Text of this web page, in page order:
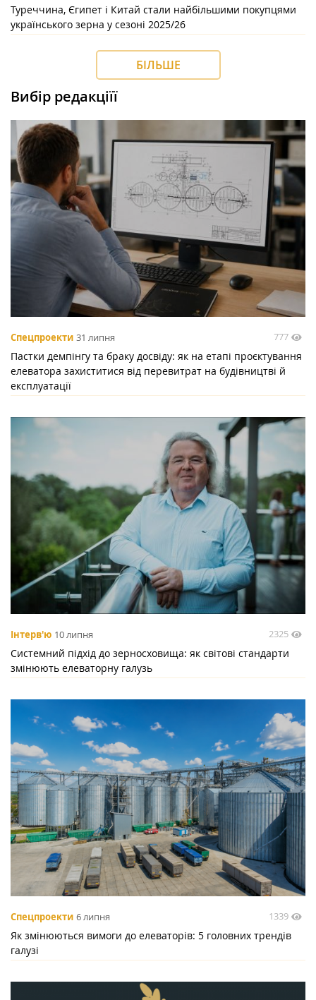
Туреччина, Єгипет і Китай стали найбільшими покупцями
українського зерна у сезоні 2025/26
БІЛЬШЕ
Вибір редакціїї
Спецпроекти 31 липня 777
Пастки демпінгу та браку досвіду: як на етапі проєктування
елеватора захиститися від перевитрат на будівництві й
експлуатації
Інтерв'ю 10 липня 2325
Системний підхід до зерносховища: як світові стандарти
змінюють елеваторну галузь
Спецпроекти 6 липня 1339
Як змінюються вимоги до елеваторів: 5 головних трендів
галузі